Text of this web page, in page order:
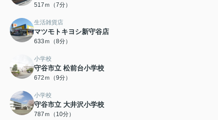
517ｍ（7分）
生活雑貨店
マツモトキヨシ新守谷店
633ｍ（8分）
小学校
守谷市立 松前台小学校
672ｍ（9分）
小学校
守谷市立 大井沢小学校
787ｍ（10分）